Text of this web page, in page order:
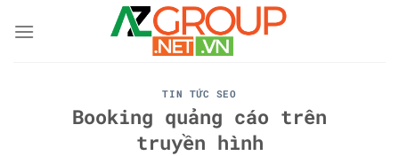
TIN TỨC SEO
Booking quảng cáo trên
truyền hình